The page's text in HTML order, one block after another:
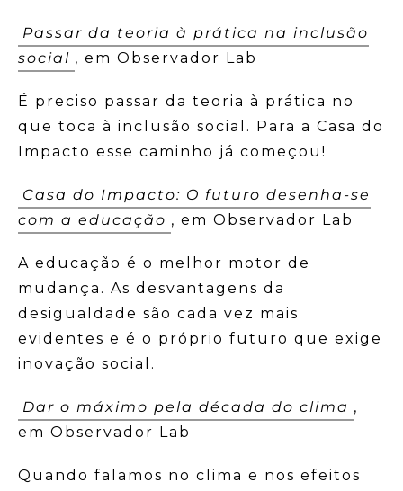
Passar da teoria à prática na inclusão
social , em Observador Lab
É preciso passar da teoria à prática no
que toca à inclusão social. Para a Casa do
Impacto esse caminho já começou!
Casa do Impacto: O futuro desenha-se
com a educação , em Observador Lab
A educação é o melhor motor de
mudança. As desvantagens da
desigualdade são cada vez mais
evidentes e é o próprio futuro que exige
inovação social.
Dar o máximo pela década do clima ,
em Observador Lab
Quando falamos no clima e nos efeitos